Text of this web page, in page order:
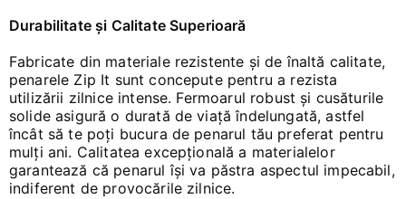
Durabilitate și Calitate Superioară
Fabricate din materiale rezistente și de înaltă calitate,
penarele Zip It sunt concepute pentru a rezista
utilizării zilnice intense. Fermoarul robust și cusăturile
solide asigură o durată de viață îndelungată, astfel
încât să te poți bucura de penarul tău preferat pentru
mulți ani. Calitatea excepțională a materialelor
garantează că penarul își va păstra aspectul impecabil,
indiferent de provocările zilnice.